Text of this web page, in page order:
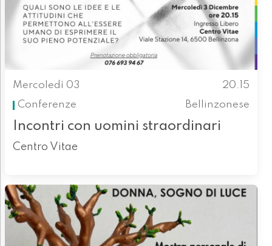
Mercoledì 03
20.15
Conferenze
Bellinzonese
Incontri con uomini straordinari
Centro Vitae